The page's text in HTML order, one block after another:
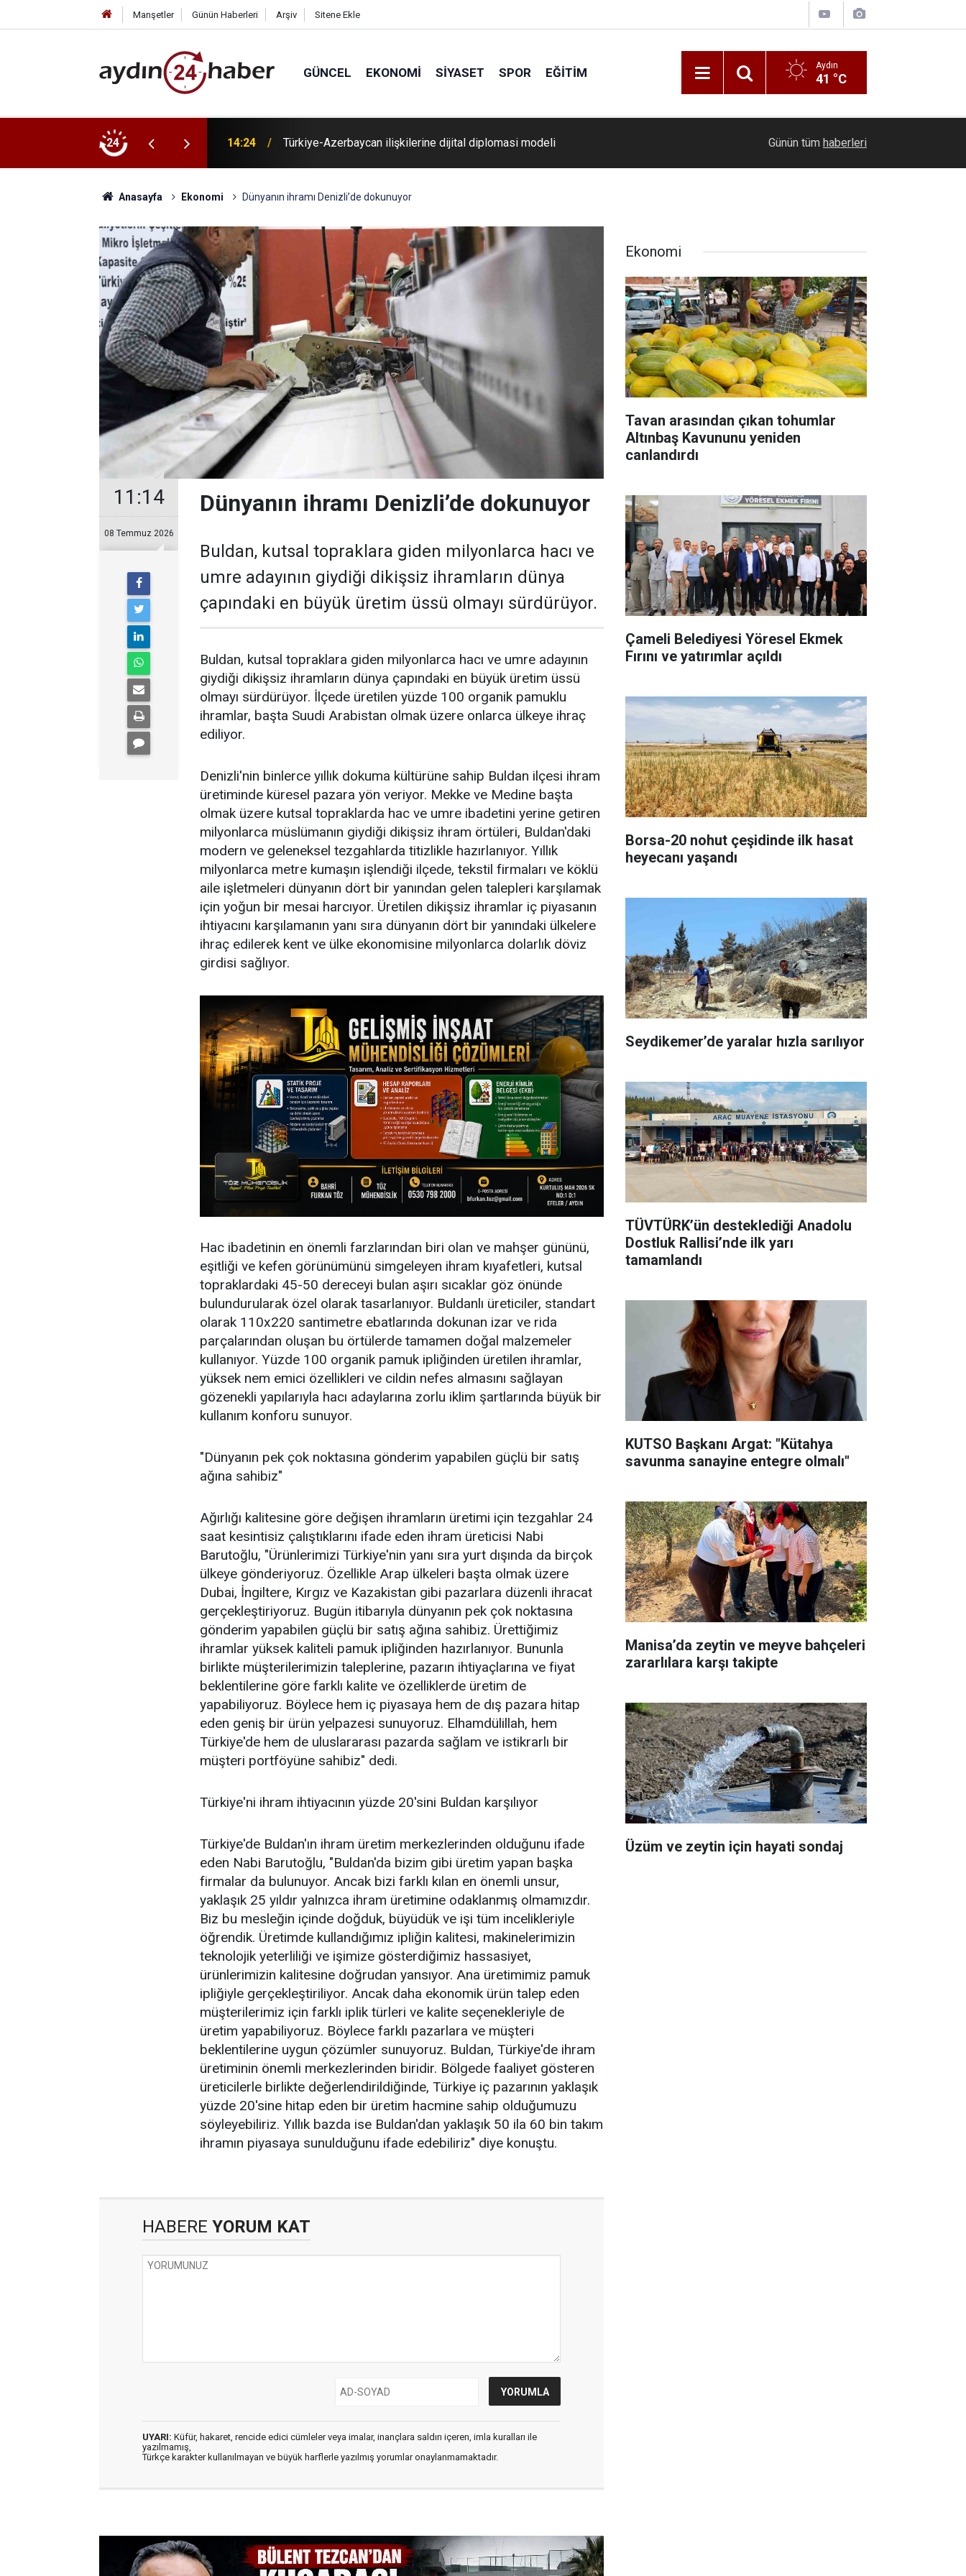
Manşetler Günün Haberleri Arşiv Sitene Ekle
GÜNCEL EKONOMI SIYASET SPOR EĞITIM Aydın
41 °C
24
açıklaması: "Bu kez ailem doğrudan
14:24 Türkiye-Azerbaycan ilişkilerine dijital diplomasi modeli Urla’da uyuşturucu operasyonu
Günün tüm haberleri
Anasayfa Ekonomi Dünyanın ihramı Denizli’de dokunuyor
11:14
08 Temmuz 2026
Dünyanın ihramı Denizli’de dokunuyor
Buldan, kutsal topraklara giden milyonlarca hacı ve
umre adayının giydiği dikişsiz ihramların dünya
çapındaki en büyük üretim üssü olmayı sürdürüyor.
Buldan, kutsal topraklara giden milyonlarca hacı ve umre adayının
giydiği dikişsiz ihramların dünya çapındaki en büyük üretim üssü
olmayı sürdürüyor. İlçede üretilen yüzde 100 organik pamuklu
ihramlar, başta Suudi Arabistan olmak üzere onlarca ülkeye ihraç
ediliyor.
Denizli'nin binlerce yıllık dokuma kültürüne sahip Buldan ilçesi ihram
üretiminde küresel pazara yön veriyor. Mekke ve Medine başta
olmak üzere kutsal topraklarda hac ve umre ibadetini yerine getiren
milyonlarca müslümanın giydiği dikişsiz ihram örtüleri, Buldan'daki
modern ve geleneksel tezgahlarda titizlikle hazırlanıyor. Yıllık
milyonlarca metre kumaşın işlendiği ilçede, tekstil firmaları ve köklü
aile işletmeleri dünyanın dört bir yanından gelen talepleri karşılamak
için yoğun bir mesai harcıyor. Üretilen dikişsiz ihramlar iç piyasanın
ihtiyacını karşılamanın yanı sıra dünyanın dört bir yanındaki ülkelere
ihraç edilerek kent ve ülke ekonomisine milyonlarca dolarlık döviz
girdisi sağlıyor.
Hac ibadetinin en önemli farzlarından biri olan ve mahşer gününü,
eşitliği ve kefen görünümünü simgeleyen ihram kıyafetleri, kutsal
topraklardaki 45-50 dereceyi bulan aşırı sıcaklar göz önünde
bulundurularak özel olarak tasarlanıyor. Buldanlı üreticiler, standart
olarak 110x220 santimetre ebatlarında dokunan izar ve rida
parçalarından oluşan bu örtülerde tamamen doğal malzemeler
kullanıyor. Yüzde 100 organik pamuk ipliğinden üretilen ihramlar,
yüksek nem emici özellikleri ve cildin nefes almasını sağlayan
gözenekli yapılarıyla hacı adaylarına zorlu iklim şartlarında büyük bir
kullanım konforu sunuyor.
"Dünyanın pek çok noktasına gönderim yapabilen güçlü bir satış
ağına sahibiz"
Ağırlığı kalitesine göre değişen ihramların üretimi için tezgahlar 24
saat kesintisiz çalıştıklarını ifade eden ihram üreticisi Nabi
Barutoğlu, "Ürünlerimizi Türkiye'nin yanı sıra yurt dışında da birçok
ülkeye gönderiyoruz. Özellikle Arap ülkeleri başta olmak üzere
Dubai, İngiltere, Kırgız ve Kazakistan gibi pazarlara düzenli ihracat
gerçekleştiriyoruz. Bugün itibarıyla dünyanın pek çok noktasına
gönderim yapabilen güçlü bir satış ağına sahibiz. Ürettiğimiz
ihramlar yüksek kaliteli pamuk ipliğinden hazırlanıyor. Bununla
birlikte müşterilerimizin taleplerine, pazarın ihtiyaçlarına ve fiyat
beklentilerine göre farklı kalite ve özelliklerde üretim de
yapabiliyoruz. Böylece hem iç piyasaya hem de dış pazara hitap
eden geniş bir ürün yelpazesi sunuyoruz. Elhamdülillah, hem
Türkiye'de hem de uluslararası pazarda sağlam ve istikrarlı bir
müşteri portföyüne sahibiz" dedi.
Türkiye'ni ihram ihtiyacının yüzde 20'sini Buldan karşılıyor
Türkiye'de Buldan'ın ihram üretim merkezlerinden olduğunu ifade
eden Nabi Barutoğlu, "Buldan'da bizim gibi üretim yapan başka
firmalar da bulunuyor. Ancak bizi farklı kılan en önemli unsur,
yaklaşık 25 yıldır yalnızca ihram üretimine odaklanmış olmamızdır.
Biz bu mesleğin içinde doğduk, büyüdük ve işi tüm incelikleriyle
öğrendik. Üretimde kullandığımız ipliğin kalitesi, makinelerimizin
teknolojik yeterliliği ve işimize gösterdiğimiz hassasiyet,
ürünlerimizin kalitesine doğrudan yansıyor. Ana üretimimiz pamuk
ipliğiyle gerçekleştiriliyor. Ancak daha ekonomik ürün talep eden
müşterilerimiz için farklı iplik türleri ve kalite seçenekleriyle de
üretim yapabiliyoruz. Böylece farklı pazarlara ve müşteri
beklentilerine uygun çözümler sunuyoruz. Buldan, Türkiye'de ihram
üretiminin önemli merkezlerinden biridir. Bölgede faaliyet gösteren
üreticilerle birlikte değerlendirildiğinde, Türkiye iç pazarının yaklaşık
yüzde 20'sine hitap eden bir üretim hacmine sahip olduğumuzu
söyleyebiliriz. Yıllık bazda ise Buldan'dan yaklaşık 50 ila 60 bin takım
ihramın piyasaya sunulduğunu ifade edebiliriz" diye konuştu.
HABERE YORUM KAT
UYARI: Küfür, hakaret, rencide edici cümleler veya imalar, inançlara saldırı içeren, imla kuralları ile
yazılmamış,
Türkçe karakter kullanılmayan ve büyük harflerle yazılmış yorumlar onaylanmamaktadır.
Ekonomi
Tavan arasından çıkan tohumlar
Altınbaş Kavununu yeniden
canlandırdı
Çameli Belediyesi Yöresel Ekmek
Fırını ve yatırımlar açıldı
Borsa-20 nohut çeşidinde ilk hasat
heyecanı yaşandı
Seydikemer’de yaralar hızla sarılıyor
TÜVTÜRK’ün desteklediği Anadolu
Dostluk Rallisi’nde ilk yarı
tamamlandı
KUTSO Başkanı Argat: "Kütahya
savunma sanayine entegre olmalı"
Manisa’da zeytin ve meyve bahçeleri
zararlılara karşı takipte
Üzüm ve zeytin için hayati sondaj